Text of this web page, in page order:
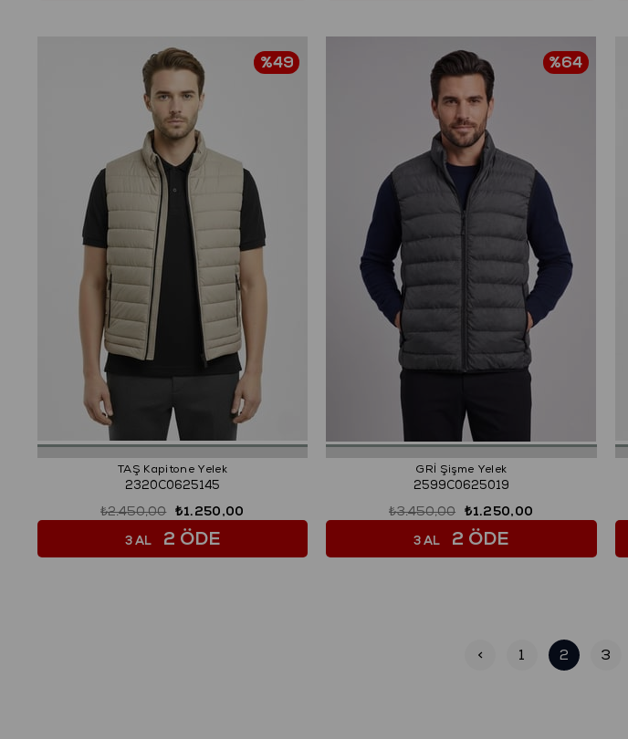
TAŞ Kapitone Yelek
2320C0625145
₺1.250,00
₺2.450,00
%49
3 AL 2 ÖDE
GRİ Şişme Yelek
2599C0625019
₺1.250,00
₺3.450,00
%64
3 AL 2 ÖDE
< 1 2 3